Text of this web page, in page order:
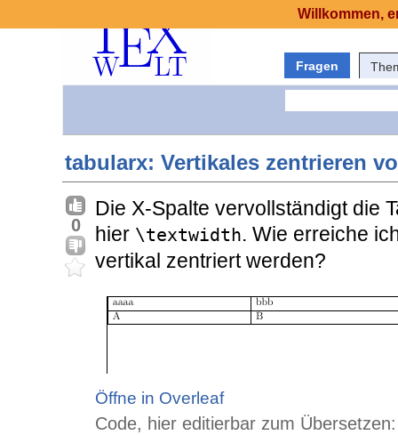
Fragen
tabularx: Vertikales zentrieren
0
Die X-Spalte vervollständigt die
hier \textwidth. Wie erreiche
vertikal zentriert werden?
Öffne in Overleaf
Code, hier editierbar zum Übersetzen:
Willkommen,